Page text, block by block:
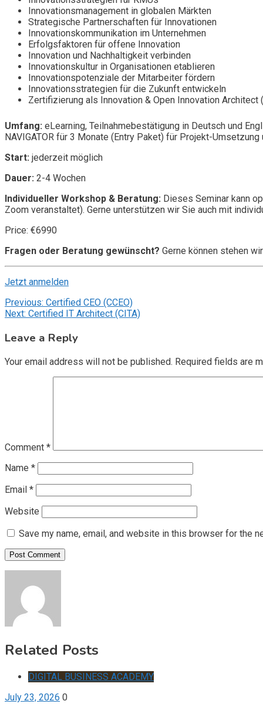
Innovationsmanagement in globalen Märkten
Strategische Partnerschaften für Innovationen
Innovationskommunikation im Unternehmen
Erfolgsfaktoren für offene Innovation
Innovation und Nachhaltigkeit verbinden
Innovationskultur in Organisationen etablieren
Innovationspotenziale der Mitarbeiter fördern
Innovationsstrategien für die Zukunft entwickeln
Zertifizierung als Innovation & Open Innovation Architect
Umfang: eLearning, Teilnahmebestätigung in Deutsch und
NAVIGATOR für 3 Monate (Entry Paket) für Projekt-
Start: jederzeit möglich
Dauer: 2-4 Wochen
Individueller Workshop & Beratung: Dieses Seminar kann
Zoom veranstaltet). Gerne unterstützen wir Sie auch mit
Price: €6990
Fragen oder Beratung gewünscht? Gerne können stehen
Jetzt anmelden
Post
navigation
Previous: Certified CEO (CCEO)
Next: Certified IT Architect (CITA)
Leave a Reply
Your email address will not be published. Required fields are
Comment *
Name *
Email *
Website
Save my name, email, and website in this browser for the
Related Posts
DIGITAL BUSINESS ACADEMY
July 23, 2026 0